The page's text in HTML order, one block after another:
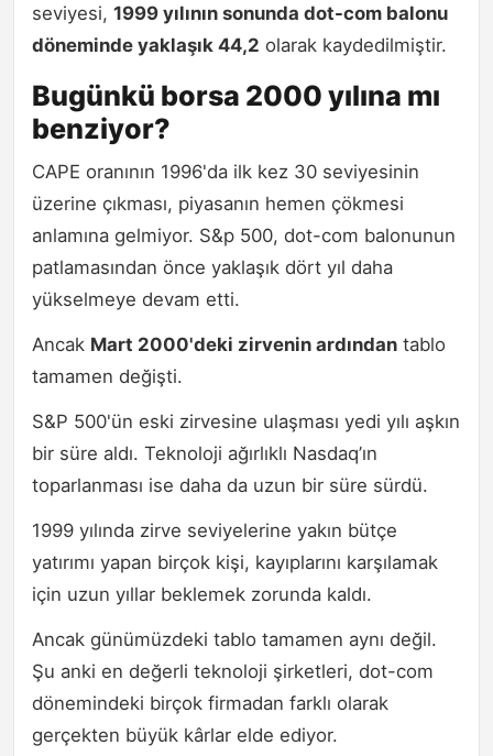
seviyesi, 1999 yılının sonunda dot-com balonu
döneminde yaklaşık 44,2 olarak kaydedilmiştir.
Bugünkü borsa 2000 yılına mı
benziyor?
CAPE oranının 1996'da ilk kez 30 seviyesinin
üzerine çıkması, piyasanın hemen çökmesi
anlamına gelmiyor. S&p 500, dot-com balonunun
patlamasından önce yaklaşık dört yıl daha
yükselmeye devam etti.
Ancak Mart 2000'deki zirvenin ardından tablo
tamamen değişti.
S&P 500'ün eski zirvesine ulaşması yedi yılı aşkın
bir süre aldı. Teknoloji ağırlıklı Nasdaq’ın
toparlanması ise daha da uzun bir süre sürdü.
1999 yılında zirve seviyelerine yakın bütçe
yatırımı yapan birçok kişi, kayıplarını karşılamak
için uzun yıllar beklemek zorunda kaldı.
Ancak günümüzdeki tablo tamamen aynı değil.
Şu anki en değerli teknoloji şirketleri, dot-com
dönemindeki birçok firmadan farklı olarak
gerçekten büyük kârlar elde ediyor.